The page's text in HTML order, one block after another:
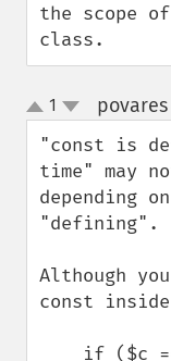
the scope
class.
up
down
1
"const is
time" may
depending
"defining".
Although
const